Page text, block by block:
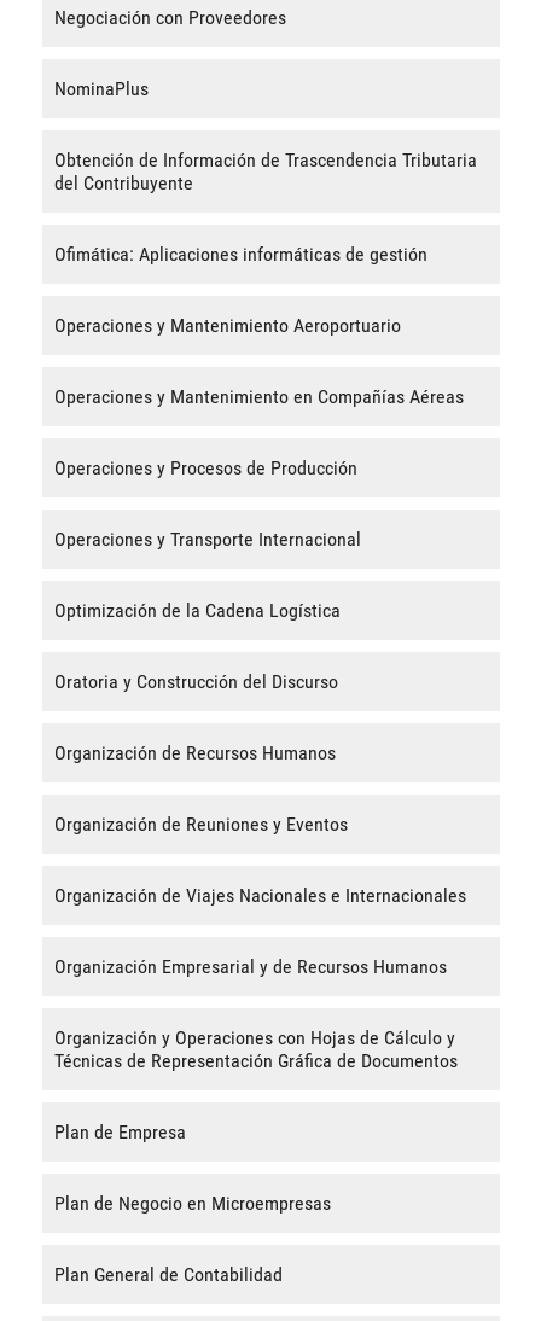
Negociación con Proveedores
NominaPlus
Obtención de Información de Trascendencia Tributaria
del Contribuyente
Ofimática: Aplicaciones informáticas de gestión
Operaciones y Mantenimiento Aeroportuario
Operaciones y Mantenimiento en Compañías Aéreas
Operaciones y Procesos de Producción
Operaciones y Transporte Internacional
Optimización de la Cadena Logística
Oratoria y Construcción del Discurso
Organización de Recursos Humanos
Organización de Reuniones y Eventos
Organización de Viajes Nacionales e Internacionales
Organización Empresarial y de Recursos Humanos
Organización y Operaciones con Hojas de Cálculo y
Técnicas de Representación Gráfica de Documentos
Plan de Empresa
Plan de Negocio en Microempresas
Plan General de Contabilidad